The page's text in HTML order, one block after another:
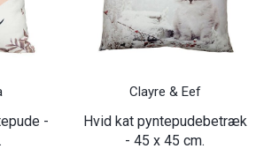
-
Clayre & Eef
Hvid kat pyntepudebetræk
- 45 x 45 cm.